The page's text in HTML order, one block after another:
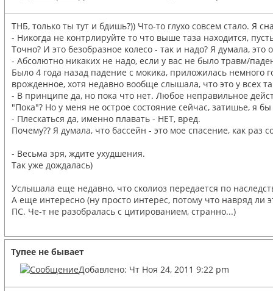
ТНБ, только ты тут и бдишь?)) Что-то глухо совсем стало. Я
- Никогда не контрлируйте то что выше таза находится,
Точно? И это безобразное колесо - так и надо? Я думала,
- Абсолютно никаких не надо, если у вас не было травм/
Было 4 года назад падение с мокика, приложилась немного
врожденное, хотя недавно вообще слышала, что это у всех
- В принципе да, но пока что нет. Любое неправильное
"Пока"? Но у меня не острое состояние сейчас, затишье, я
- Плескаться да, именно плавать - НЕТ, вред.
Почему?? Я думала, что бассейн - это мое спасение, как раз
- Весьма зря, ждите ухудшения.
Так уже дождалась)
Услышала еще недавно, что сколиоз передается по
А еще интересно (ну просто интерес, потому что навряд ли
ПС. Че-т не разобралась с цитированием, странно...)
Тупее не бывает
Добавлено: Чт Ноя 24, 2011 9:22 pm